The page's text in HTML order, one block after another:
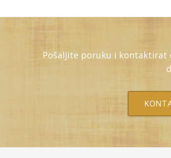
Pošaljite poruku i kontaktirat